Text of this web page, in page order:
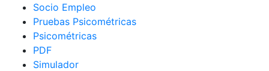
Socio Empleo
Pruebas Psicométricas
Psicométricas
PDF
Simulador